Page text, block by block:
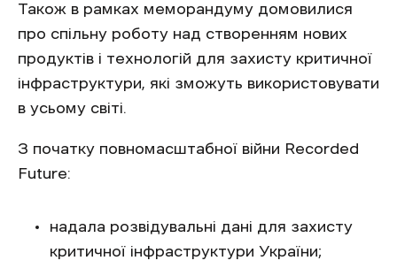
Також в рамках меморандуму домовилися
про спільну роботу над створенням нових
продуктів і технологій для захисту критичної
інфраструктури, які зможуть використовувати
в усьому світі.
З початку повномасштабної війни Recorded
Future:
надала розвідувальні дані для захисту
критичної інфраструктури України;